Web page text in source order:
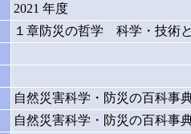
2021 年度
１章防災の哲学 科学・技術
自然災害科学・防災の百科事
自然災害科学・防災の百科事